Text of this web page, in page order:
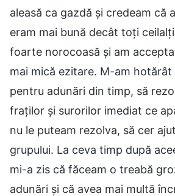
aleasă ca gazdă și credeam că
eram mai bună decât toți
foarte norocoasă și am
mai mică ezitare. M-am hotărât
pentru adunări din timp, să
fraților și surorilor imediat ce
nu le puteam rezolva, să cer
grupului. La ceva timp după
mi-a zis că făceam o treabă
adunări și că avea mai multă